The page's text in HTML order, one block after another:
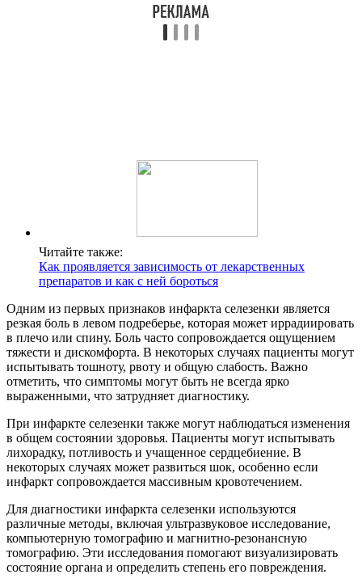
Читайте также:
Как проявляется зависимость от лекарственных
препаратов и как с ней бороться
Одним из первых признаков инфаркта селезенки является
резкая боль в левом подреберье, которая может иррадиировать
в плечо или спину. Боль часто сопровождается ощущением
тяжести и дискомфорта. В некоторых случаях пациенты могут
испытывать тошноту, рвоту и общую слабость. Важно
отметить, что симптомы могут быть не всегда ярко
выраженными, что затрудняет диагностику.
При инфаркте селезенки также могут наблюдаться изменения
в общем состоянии здоровья. Пациенты могут испытывать
лихорадку, потливость и учащенное сердцебиение. В
некоторых случаях может развиться шок, особенно если
инфаркт сопровождается массивным кровотечением.
Для диагностики инфаркта селезенки используются
различные методы, включая ультразвуковое исследование,
компьютерную томографию и магнитно-резонансную
томографию. Эти исследования помогают визуализировать
состояние органа и определить степень его повреждения.